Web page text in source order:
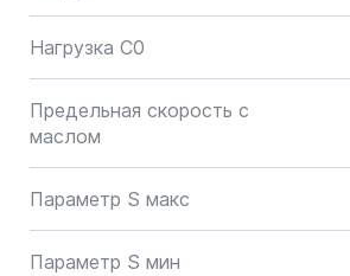
Нагрузка C0
Предельная скорость с
маслом
Параметр S макс
Параметр S мин